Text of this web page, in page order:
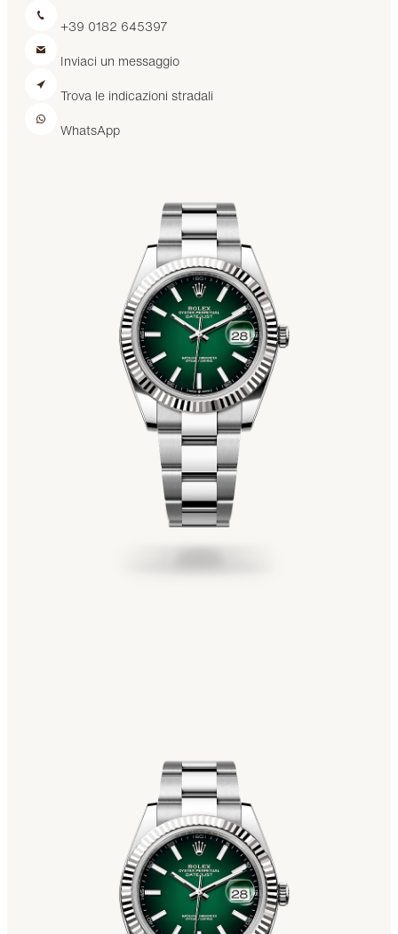
+39 0182 645397
Inviaci un messaggio
Trova le indicazioni stradali
WhatsApp